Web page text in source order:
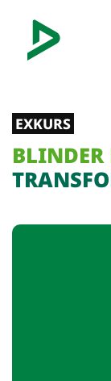
EXKURS
BLINDER